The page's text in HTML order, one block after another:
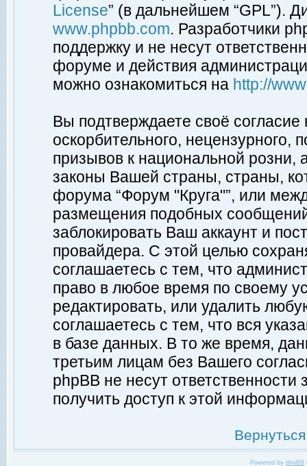
License” (в дальнейшем “GPL”).
www.phpbb.com. Разработчики
поддержку и не несут
форуме и действия
можно ознакомиться на http://
Вы подтверждаете своё
оскорбительного, нецензурного,
призывов к национальной
законы Вашей страны, страны,
форума “Форум "Круга"”, или
размещения подобных
заблокировать Ваш аккаунт и
провайдера. С этой целью
соглашаетесь с тем, что
право в любое время по своему
редактировать, или удалить
соглашаетесь с тем, что вся
в базе данных. В то же время,
третьим лицам без Вашего
phpBB не несут ответственности
получить доступ к этой
Powered by phpBB